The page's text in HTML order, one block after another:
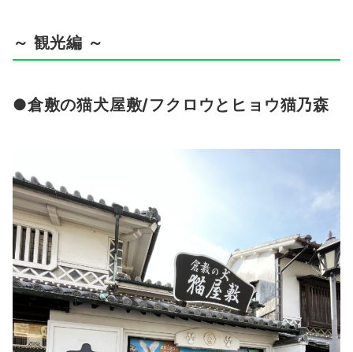
～ 観光編 ～
●倉敷の猫犬屋敷/フクロウとヒョウ猫乃森